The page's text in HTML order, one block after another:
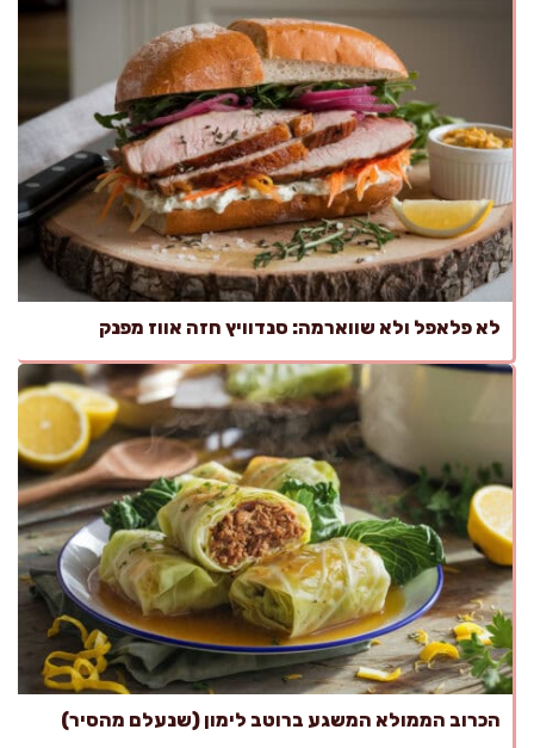
לא פלאפל ולא שווארמה: סנדוויץ חזה אווז מפנק
הכרוב הממולא המשגע ברוטב לימון (שנעלם מהסיר)